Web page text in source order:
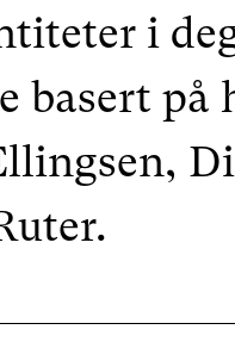
i
basert